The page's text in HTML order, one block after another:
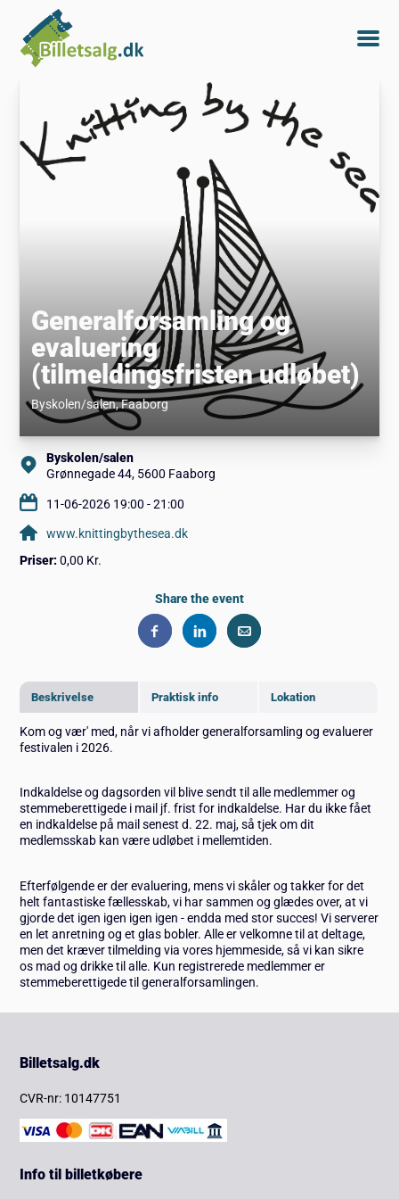
Generalforsamling og
evaluering
(tilmeldingsfristen udløbet)
Byskolen/salen, Faaborg
Beskrivelse Praktisk info Lokation
Kom og vær' med, når vi afholder generalforsamling og evaluerer
festivalen i 2026.
Indkaldelse og dagsorden vil blive sendt til alle medlemmer og
stemmeberettigede i mail jf. frist for indkaldelse. Har du ikke fået
en indkaldelse på mail senest d. 22. maj, så tjek om dit
medlemsskab kan være udløbet i mellemtiden.
Efterfølgende er der evaluering, mens vi skåler og takker for det
helt fantastiske fællesskab, vi har sammen og glædes over, at vi
gjorde det igen igen igen igen - endda med stor succes! Vi serverer
en let anretning og et glas bobler. Alle er velkomne til at deltage,
men det kræver tilmelding via vores hjemmeside, så vi kan sikre
os mad og drikke til alle. Kun registrerede medlemmer er
stemmeberettigede til generalforsamlingen.
Byskolen/salen
Grønnegade 44, 5600 Faaborg
11-06-2026 19:00 - 21:00
www.knittingbythesea.dk
Priser: 0,00 Kr.
Share the event
Billetsalg.dk
CVR-nr: 10147751
Info til billetkøbere